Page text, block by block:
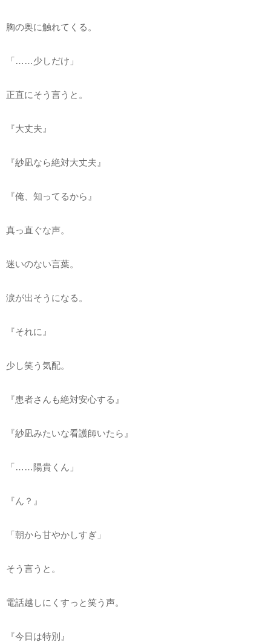
胸の奥に触れてくる。
「……少しだけ」
正直にそう言うと。
『大丈夫』
『紗凪なら絶対大丈夫』
『俺、知ってるから』
真っ直ぐな声。
迷いのない言葉。
涙が出そうになる。
『それに』
少し笑う気配。
『患者さんも絶対安心する』
『紗凪みたいな看護師いたら』
「……陽貴くん」
『ん？』
「朝から甘やかしすぎ」
そう言うと。
電話越しにくすっと笑う声。
『今日は特別』